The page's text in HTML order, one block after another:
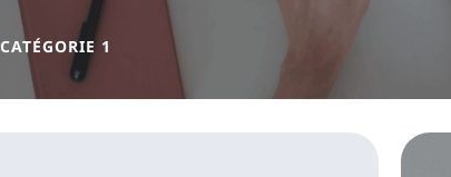
CATÉGORIE 1